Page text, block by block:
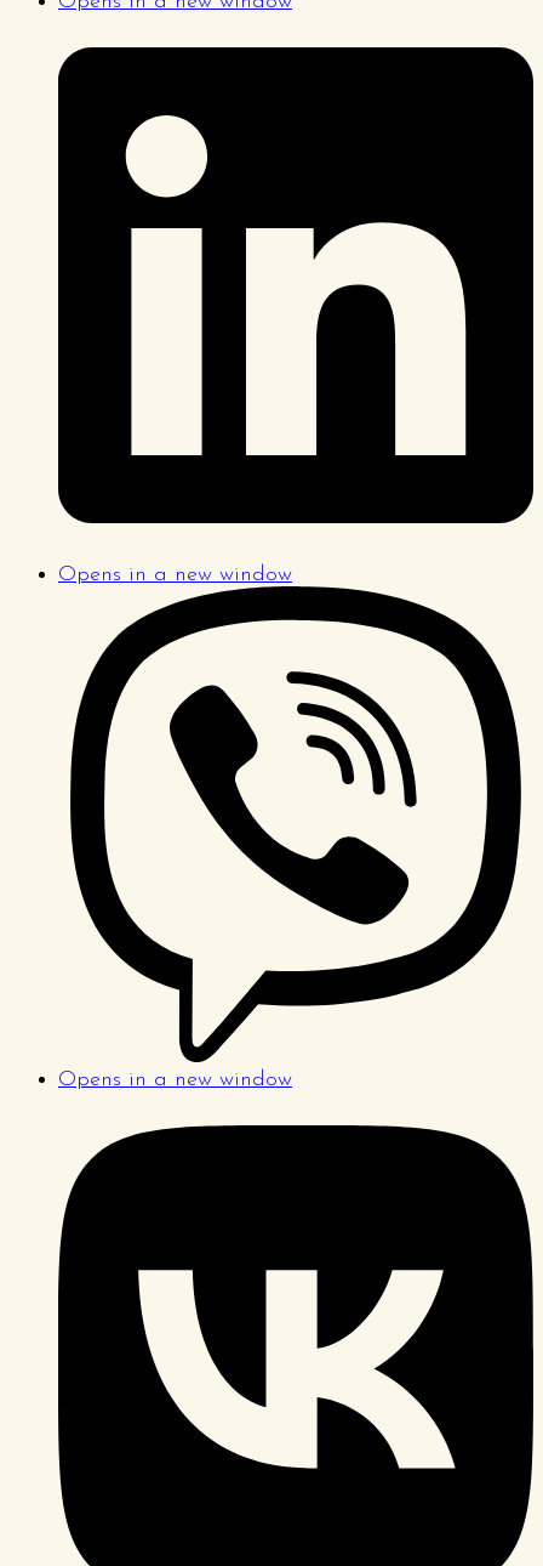
Opens in a new window
Opens in a new window